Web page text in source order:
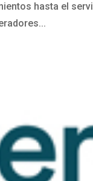
hasta el